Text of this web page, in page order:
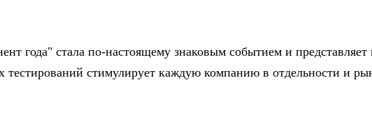
года" стала по-настоящему знаковым событием и
тестирований стимулирует каждую компанию в отдельности и